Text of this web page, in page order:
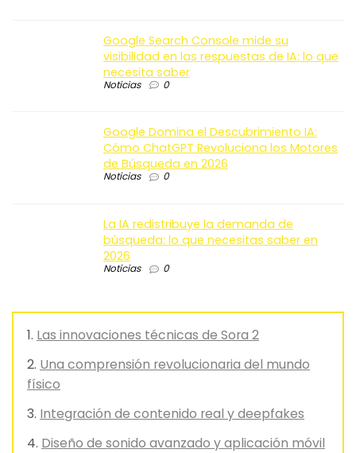
Google Search Console mide su
visibilidad en las respuestas de IA: lo que
necesita saber
Noticias 0
Google Domina el Descubrimiento IA:
Cómo ChatGPT Revoluciona los Motores
de Búsqueda en 2026
Noticias 0
La IA redistribuye la demanda de
búsqueda: lo que necesitas saber en
2026
Noticias 0
Las innovaciones técnicas de Sora 2
Una comprensión revolucionaria del mundo
físico
Integración de contenido real y deepfakes
Diseño de sonido avanzado y aplicación móvil